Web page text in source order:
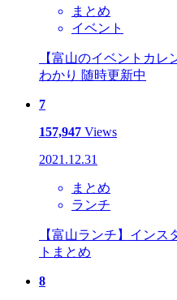
まとめ
イベント
【富山のイベントカレ
わかり 随時更新中
7
157,947 Views
2021.12.31
まとめ
ランチ
【富山ランチ】イン
トまとめ
8